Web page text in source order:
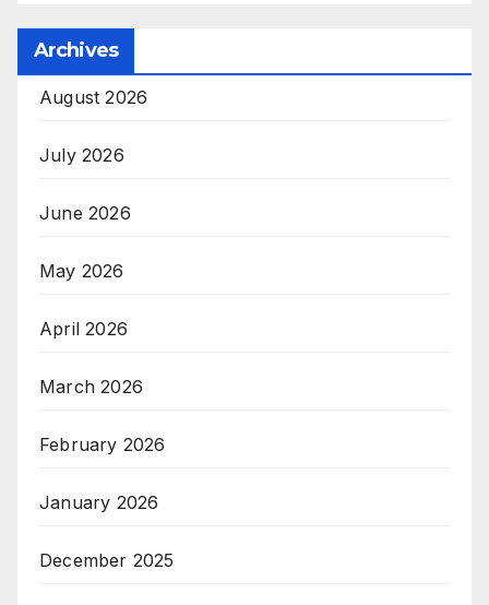
Archives
August 2026
July 2026
June 2026
May 2026
April 2026
March 2026
February 2026
January 2026
December 2025